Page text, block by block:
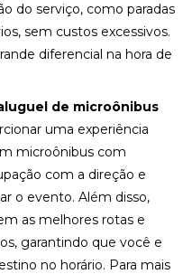
do serviço, como paradas
sem custos excessivos.
diferencial na hora de
de microônibus
uma experiência
microônibus com
com a direção e
o evento. Além disso,
as melhores rotas e
garantindo que você e
no horário. Para mais